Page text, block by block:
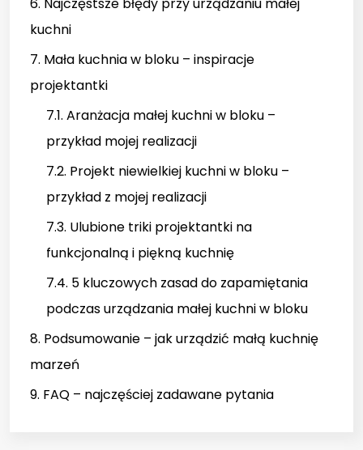
kuchni
7. Mała kuchnia w bloku – inspiracje
projektantki
7.1. Aranżacja małej kuchni w bloku –
przykład mojej realizacji
7.2. Projekt niewielkiej kuchni w bloku –
przykład z mojej realizacji
7.3. Ulubione triki projektantki na
funkcjonalną i piękną kuchnię
7.4. 5 kluczowych zasad do zapamiętania
podczas urządzania małej kuchni w bloku
8. Podsumowanie – jak urządzić małą kuchnię
marzeń
9. FAQ – najczęściej zadawane pytania